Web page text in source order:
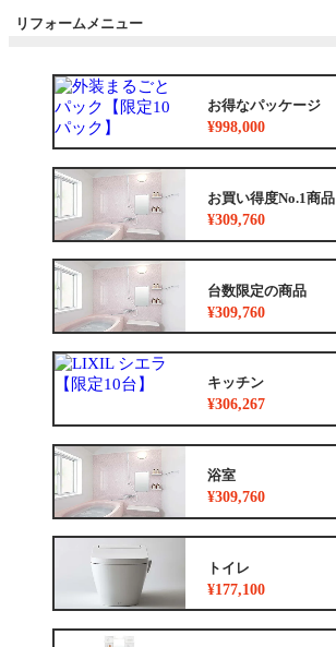
リフォームメニュー
お得なパッケージ
¥998,000
お買い得度No.1商品
¥309,760
台数限定の商品
¥309,760
キッチン
¥306,267
浴室
¥309,760
トイレ
¥177,100